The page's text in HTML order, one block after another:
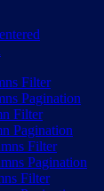
Filter
Pagination
Filter
Pagination
Filter
Pagination
Filter